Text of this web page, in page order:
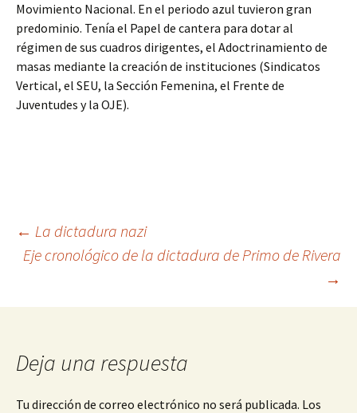
Movimiento Nacional. En el periodo azul tuvieron gran
predominio. Tenía el Papel de cantera para dotar al
régimen de sus cuadros dirigentes, el Adoctrinamiento de
masas mediante la creación de instituciones (Sindicatos
Vertical, el SEU, la Sección Femenina, el Frente de
Juventudes y la OJE).
Navegación
← La dictadura nazi
Eje cronológico de la dictadura de Primo de Rivera
→
Deja una respuesta
Tu dirección de correo electrónico no será publicada. Los